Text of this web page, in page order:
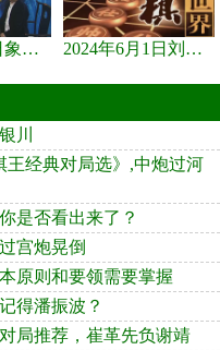
2024年6月8日象棋世界，刘君、蒋川讲解了第九届杨官璘杯全国象棋... 2024年6月1日刘君、蒋川讲解第三届上海杯象棋大师赛谢靖与李少庚...
川
王经典对局选》,中炮过河
是否看出来了？
宫炮晃倒
原则和要领需要掌握
得潘振波？
局推荐，崔革先负谢靖